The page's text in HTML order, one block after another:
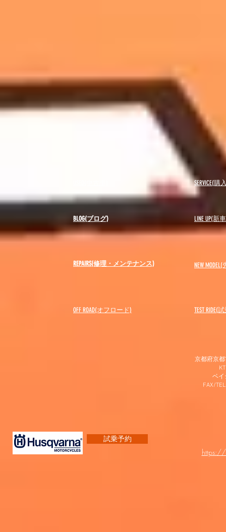
BLOG(ブログ)
SERVICE(
LINE UP(新
REPAIRS(修理・メンテナンス) NEW MODEL(
OFF ROAD(オフロード) ​TEST RIDE(
京都府京
ベイ
FAX/
試乗予約
https://